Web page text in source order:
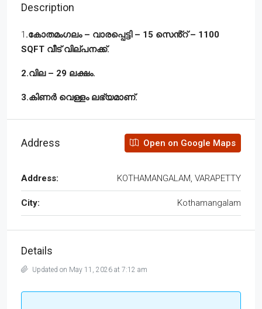
Description
1 .കോതമംഗലം – വാരപ്പെട്ടി – 15 സെൻ്റ് – 1100
SQFT വീട് വില്പനക്ക്.
2.വില – 29 ലക്ഷം.
3.കിണർ വെള്ളം ലഭ്യമാണ്.
Address Open on Google Maps
Address: KOTHAMANGALAM, VARAPETTY
City: Kothamangalam
Details
Updated on May 11, 2026 at 7:12 am